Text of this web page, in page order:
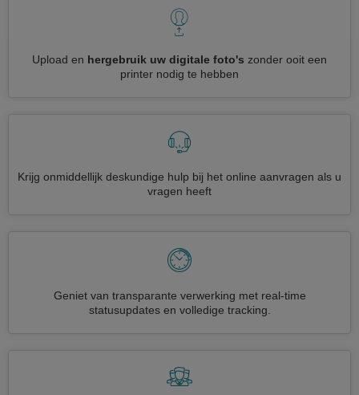
Upload en hergebruik uw digitale foto's zonder ooit een
printer nodig te hebben
Krijg onmiddellijk deskundige hulp bij het online aanvragen als u
vragen heeft
Geniet van transparante verwerking met real-time
statusupdates en volledige tracking.